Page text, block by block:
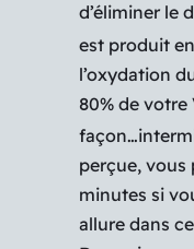
d’éliminer le
est produit
l’oxydation
80% de votre
perçue, vous
minutes si
allure dans